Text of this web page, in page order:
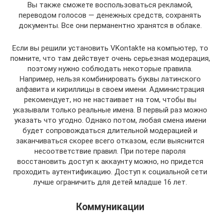
Вы также сможете воспользоваться рекламой,
переводом голосов — денежных средств, сохранять
документы. Все они перманентно хранятся в облаке.
Если вы решили установить VKontakte на компьютер, то
помните, что там действует очень серьезная модерация,
поэтому нужно соблюдать некоторые правила.
Например, нельзя комбинировать буквы латинского
алфавита и кириллицы в своем имени. Администрация
рекомендует, но не настаивает на том, чтобы вы
указывали только реальные имена. В первый раз можно
указать что угодно. Однако потом, любая смена имени
будет сопровождаться длительной модерацией и
заканчиваться скорее всего отказом, если выяснится
несоответствие правил. При потере пароля
восстановить доступ к аккаунту можно, но придется
проходить аутентификацию. Доступ к социальной сети
лучше ограничить для детей младше 16 лет.
Коммуникации